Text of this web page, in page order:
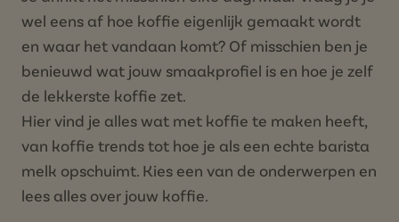
wel eens af hoe koffie eigenlijk gemaakt wordt
en waar het vandaan komt? Of misschien ben je
benieuwd wat jouw smaakprofiel is en hoe je zelf
de lekkerste koffie zet.
Hier vind je alles wat met koffie te maken heeft,
van koffie trends tot hoe je als een echte barista
melk opschuimt. Kies een van de onderwerpen en
lees alles over jouw koffie.